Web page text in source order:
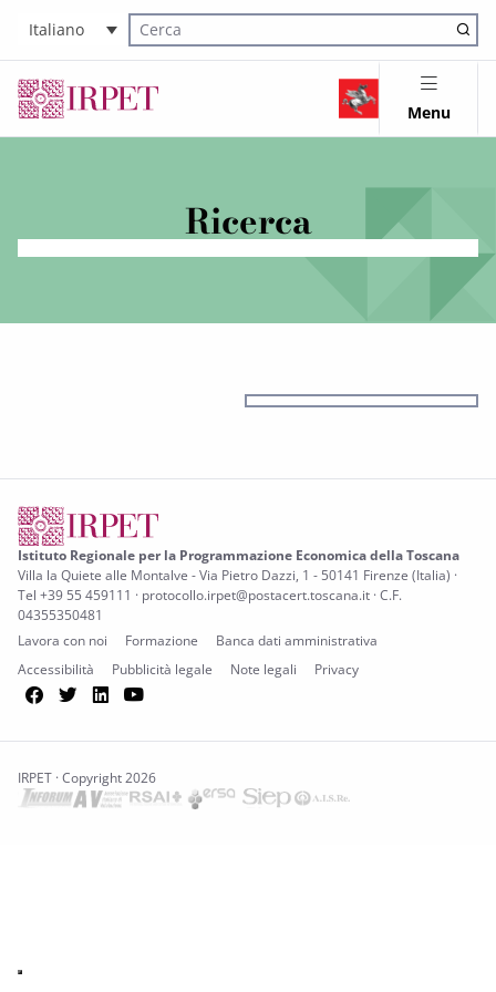
Italiano
Cerca nel sito
Menu
Ricerca
Istituto Regionale per la Programmazione Economica della Toscana
Villa la Quiete alle Montalve - Via Pietro Dazzi, 1 - 50141 Firenze (Italia) ·
Tel +39 55 459111 · protocollo.irpet@postacert.toscana.it · C.F.
04355350481
Lavora con noi
Formazione
Banca dati amministrativa
Accessibilità
Pubblicità legale Note legali Privacy
Facebook
TwitterLinkedIn
IRPET · Copyright 2026